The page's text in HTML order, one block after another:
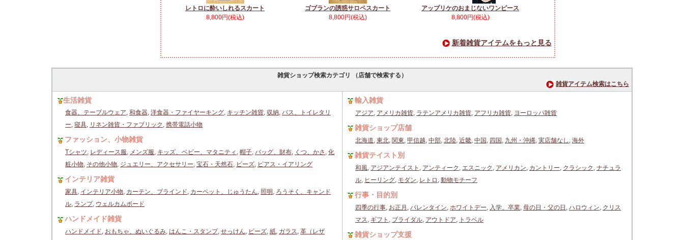
レトロに酔いしれるスカート
8,800円(税込)
ゴブランの誘惑サロペスカート
8,800円(税込)
アップリケのおまじないワンピース
8,800円(税込)
新着雑貨アイテムをもっと見る
雑貨ショップ検索カテゴリ （店舗で検索する）
雑貨アイテム検索はこちら
生活雑貨
食器、テーブルウェア, 和食器, 洋食器・ファイヤーキング, キッチン雑貨, 収納, バス、トイレタリ
ー, 寝具, リネン雑貨・ファブリック , 携帯電話小物
ファッション、小物雑貨
Tシャツ, レディース服, メンズ服, キッズ、ベビー、マタニティ , 帽子, バッグ、財布, くつ、かさ , 化
粧小物, その他小物, ジュエリー、アクセサリー, 宝石・天然石, ビーズ, ピアス・イアリング
インテリア雑貨
家具, インテリア小物, カーテン、ブラインド, カーペット、じゅうたん, 照明 , ろうそく、キャンド
ル, ランプ, ウェルカムボード
ハンドメイド雑貨
ハンドメイド, おもちゃ、ぬいぐるみ, はんこ・スタンプ, せっけん, ビーズ, 紙, ガラス, 革（レザ
輸入雑貨
アジア, アメリカ雑貨, ラテンアメリカ雑貨, アフリカ雑貨, ヨーロッパ雑貨
雑貨ショップ店舗
北海道, 東北, 関東, 甲信越, 中部, 北陸, 近畿, 中国 , 四国 , 九州・沖縄, 実店舗なし , 海外
雑貨テイスト別
和風, アジアンテイスト , アンティーク , エスニック , アメリカン, カントリー, クラシック , ナチュラ
ル, ヒーリング, モダン, レトロ , 動物モチーフ
行事・目的別
四季の行事, お正月 , バレンタイン, ホワイトデー, 入学、卒業, 母の日・父の日 , ハロウィン, クリス
マス, ギフト , ブライダル, アウトドア, トラベル
雑貨ショップ支援